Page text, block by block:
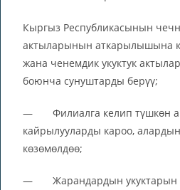
Кыргыз Республикасынын
актыларынын аткарылышына
жана ченемдик укуктук
боюнча сунуштарды берүү;
— Филиалга келип түшкөн
кайрылууларды кароо,
көзөмөлдөө;
— Жарандардын укуктарын